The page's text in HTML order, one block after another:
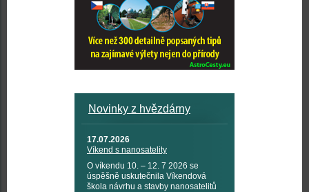
Novinky z hvězdárny
17.07.2026
Víkend s nanosatelity
O víkendu 10. – 12. 7 2026 se
úspěšně uskutečnila Víkendová
škola návrhu a stavby nanosatelitů